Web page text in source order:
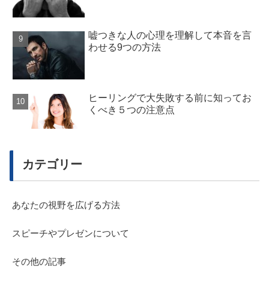
嘘つきな人の心理を理解して本音を言
わせる9つの方法
ヒーリングで大失敗する前に知ってお
くべき５つの注意点
カテゴリー
あなたの視野を広げる方法
スピーチやプレゼンについて
その他の記事